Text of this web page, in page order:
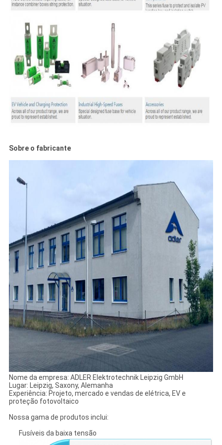
Sobre o fabricante
Nome da empresa: ADLER Elektrotechnik Leipzig GmbH
Lugar: Leipzig, Saxony, Alemanha
Experiência: Projeto, mercado e vendas de elétrica, EV e
proteção fotovoltaico
Nossa gama de produtos inclui:
Fusíveis da baixa tensão